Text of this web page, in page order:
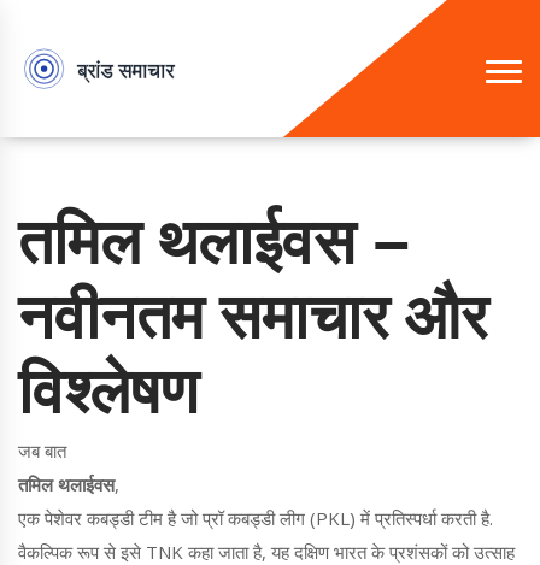
तमिल थलाईवस –
नवीनतम समाचार और
विश्लेषण
जब बात
तमिल थलाईवस,
एक पेशेवर कबड्डी टीम है जो प्रॉ कबड्डी लीग (PKL) में प्रतिस्पर्धा करती है.
वैकल्पिक रूप से इसे TNK कहा जाता है, यह दक्षिण भारत के प्रशंसकों को उत्साह